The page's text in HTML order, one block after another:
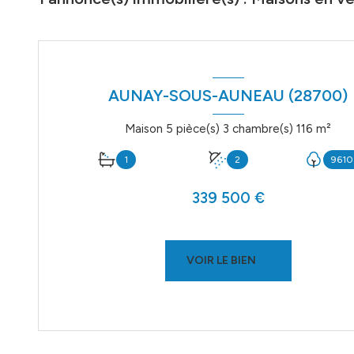
AUNAY-SOUS-AUNEAU (28700)
Maison 5 pièce(s) 3 chambre(s) 116 m²
1 2 9610
339 500 €
VOIR LE BIEN